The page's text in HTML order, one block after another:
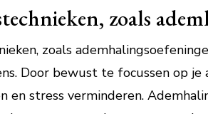
zoals
zoals
Door bewust te focussen op je
en stress verminderen.